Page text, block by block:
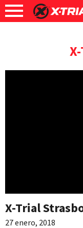
X-Trial
27 enero, 2018